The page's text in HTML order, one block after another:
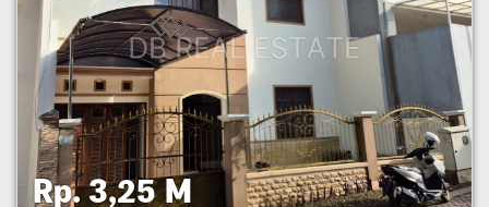
Rp. 3,25 M